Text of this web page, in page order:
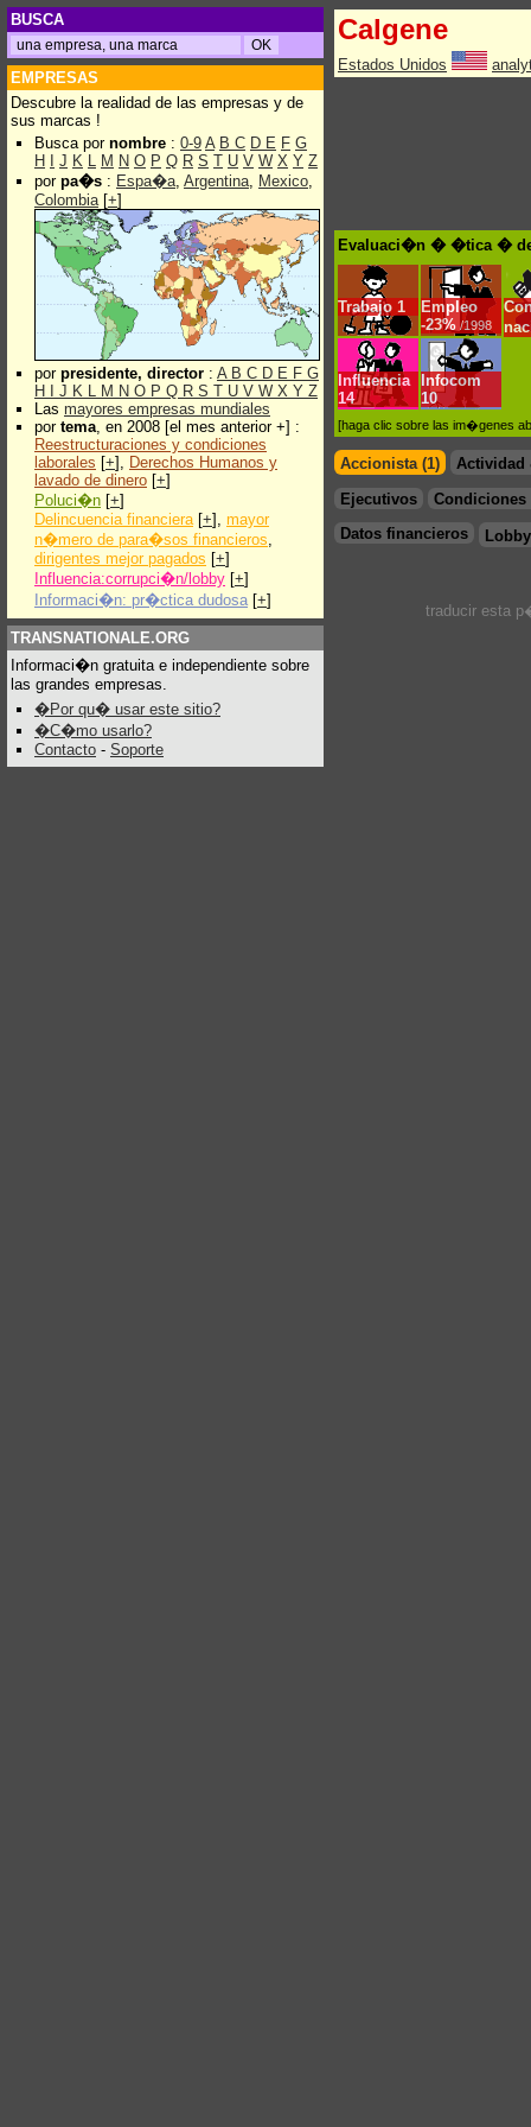
BUSCA
EMPRESAS
Descubre la realidad de las empresas y de
sus marcas !
Busca por nombre : 0-9 A B C D E F G
H
J K L M N O P Q R S T U V W X Y Z
por pa�s : Espa�a, Argentina, Mexico,
Colombia[+]
por presidente, director : A B C D E F G
H
J K L M N O P Q R S T U V W X Y Z
Las mayores empresas mundiales
por tema, en 2008 [el mes anterior +] :
Reestructuraciones y condiciones
laborales [+], Derechos Humanos y
lavado de dinero [+]
Poluci�n [+]
Delincuencia financiera[+], mayor
n�mero de para�sos financieros,
dirigentes mejor pagados [+]
Influencia:corrupci�n/lobby [+]
Informaci�n: pr�ctica dudosa [+]
TRANSNATIONALE.ORG
Informaci�n gratuita e independiente sobre
las grandes empresas.
�Por qu� usar este sitio?
�C�mo usarlo?
Contacto - Soporte
Calgene
Estados Unidos
Evaluaci�n � �tica �
Trabajo 1
Empleo
-23% /1998
Influencia
14
Infocom
10
[haga clic sobre las im�genes
Accionista (1)
Actividad
Ejecutivos
Condiciones
Datos financieros
traducir esta